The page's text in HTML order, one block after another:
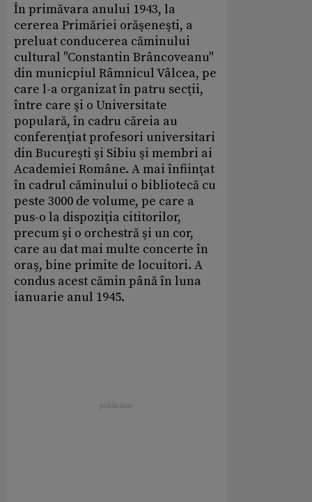
În primăvara anului 1943, la
cererea Primăriei orăşeneşti, a
preluat conducerea căminului
cultural "Constantin Brâncoveanu"
din municpiul Râmnicul Vâlcea, pe
care l-a organizat în patru secţii,
între care şi o Universitate
populară, în cadru căreia au
conferenţiat profesori universitari
din Bucureşti şi Sibiu şi membri ai
Academiei Române. A mai înfiinţat
în cadrul căminului o bibliotecă cu
peste 3000 de volume, pe care a
pus-o la dispoziţia cititorilor,
precum şi o orchestră şi un cor,
care au dat mai multe concerte în
oraş, bine primite de locuitori. A
condus acest cămin până în luna
ianuarie anul 1945.